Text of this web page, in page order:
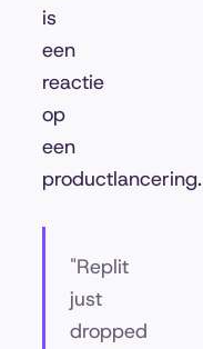
is
een
reactie
op
een
productlancering.
"Replit
just
dropped